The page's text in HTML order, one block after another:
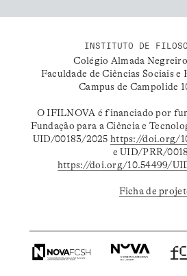
INSTITUTO DE
Colégio Almada
Faculdade de Ciências Sociais e
Campus de Campolide
O IFILNOVA é financiado por
Fundação para a Ciência e
UID/00183/2025https://doi.org/
e UID/PRR/
https://doi.org/10.54499/
Ficha de